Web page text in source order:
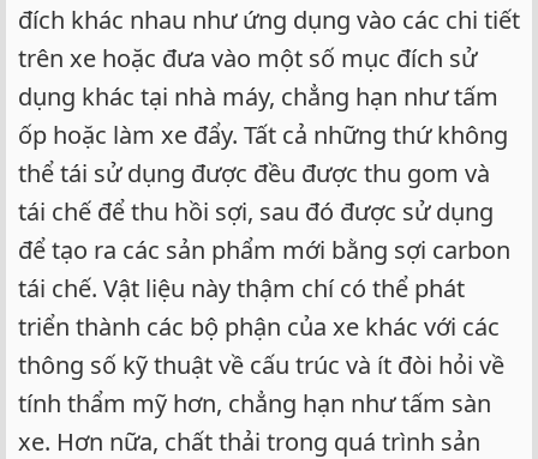
đích khác nhau như ứng dụng vào các chi tiết
trên xe hoặc đưa vào một số mục đích sử
dụng khác tại nhà máy, chẳng hạn như tấm
ốp hoặc làm xe đẩy. Tất cả những thứ không
thể tái sử dụng được đều được thu gom và
tái chế để thu hồi sợi, sau đó được sử dụng
để tạo ra các sản phẩm mới bằng sợi carbon
tái chế. Vật liệu này thậm chí có thể phát
triển thành các bộ phận của xe khác với các
thông số kỹ thuật về cấu trúc và ít đòi hỏi về
tính thẩm mỹ hơn, chẳng hạn như tấm sàn
xe. Hơn nữa, chất thải trong quá trình sản